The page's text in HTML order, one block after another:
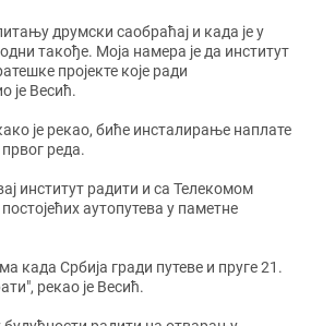
друмски саобраћај и када је у
такође. Моја намера је да институт
пројекте које ради
је Весић.
је рекао, биће инсталирање наплате
реда.
институт радити и са Телекомом
аутопутева у паметне
када Србија гради путеве и пруге 21.
рекао је Весић.